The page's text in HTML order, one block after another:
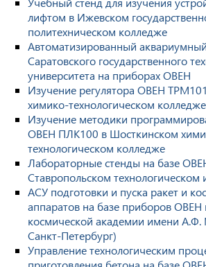
лифтом в Ижевском
политехническом колледже
Автоматизированный
Саратовского государственного
университета на приборах ОВЕН
Изучение регулятора ОВЕН
химико-технологическом колледже
Изучение методики
ОВЕН ПЛК100 в Шосткинском
технологическом колледже
Лабораторные стенды на базе
Ставропольском технологическом
АСУ подготовки и пуска ракет и
аппаратов на базе приборов ОВЕН
космической академии имени А.Ф.
Санкт-Петербург)
Управление технологическим